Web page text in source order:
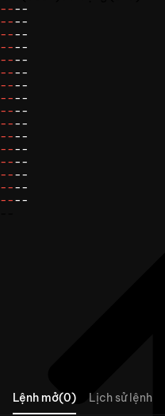
----
----
----
----
----
----
----
----
----
----
----
----
----
----
----
----
Lệnh mở(0) Lịch sử lệnh